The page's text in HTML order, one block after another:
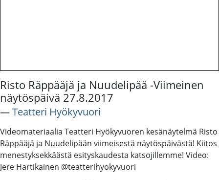
Risto Räppääjä ja Nuudelipää -Viimeinen
näytöspäivä 27.8.2017
―Teatteri Hyökyvuori
Videomateriaalia Teatteri Hyökyvuoren kesänäytelmä Risto
Räppääjä ja Nuudelipään viimeisestä näytöspäivästä! Kiitos
menestyksekkäästä esityskaudesta katsojillemme! Video:
Jere Hartikainen @teatterihyokyvuori